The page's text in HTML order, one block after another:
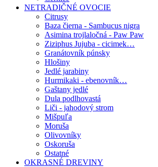
NETRADIČNÉ OVOCIE
Citrusy
Baza čierna - Sambucus nigra
Asimina trojlaločná - Paw Paw
Ziziphus Jujuba - cicimek…
Granátovník púnsky
Hlošiny
Jedlé jarabiny
Hurmikaki - ebenovník…
Gaštany jedlé
Dula podlhovastá
Liči - jahodový strom
Mišpuľa
Moruša
Olivovníky
Oskoruša
Ostatné
OKRASNÉ DREVINY